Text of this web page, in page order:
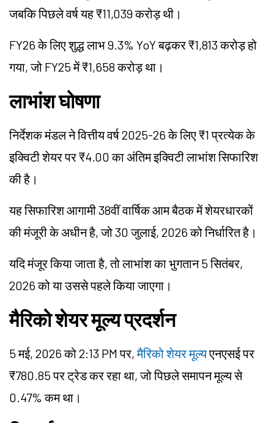
जबकि पिछले वर्ष यह ₹11,039 करोड़ थी।
FY26 के लिए शुद्ध लाभ 9.3% YoY बढ़कर ₹1,813 करोड़ हो
गया, जो FY25 में ₹1,658 करोड़ था।
लाभांश घोषणा
निर्देशक मंडल ने वित्तीय वर्ष 2025-26 के लिए ₹1 प्रत्येक के
इक्विटी शेयर पर ₹4.00 का अंतिम इक्विटी लाभांश सिफारिश
की है।
यह सिफारिश आगामी 38वीं वार्षिक आम बैठक में शेयरधारकों
की मंजूरी के अधीन है, जो 30 जुलाई, 2026 को निर्धारित है।
यदि मंजूर किया जाता है, तो लाभांश का भुगतान 5 सितंबर,
2026 को या उससे पहले किया जाएगा।
मैरिको शेयर मूल्य प्रदर्शन
5 मई, 2026 को 2:13 PM पर,मैरिको शेयर मूल्यएनएसई पर
₹780.85 पर ट्रेड कर रहा था, जो पिछले समापन मूल्य से
0.47% कम था।